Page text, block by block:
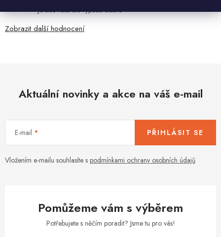
Je sice větší ale vypadá dobře
Zobrazit další hodnocení
Aktuální novinky a akce na váš e-mail
E-mail
Vložením e-mailu souhlasíte s podmínkami ochrany osobních údajů
PŘIHLÁSIT SE
Pomůžeme vám s výběrem
Potřebujete s něčím poradit? Jsme tu pro vás!